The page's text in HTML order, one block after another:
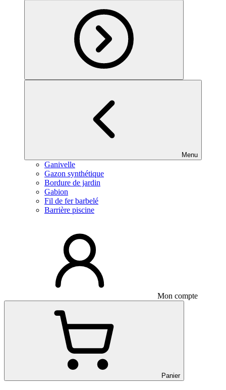
Menu
Ganivelle
Gazon synthétique
Bordure de jardin
Gabion
Fil de fer barbelé
Barrière piscine
Mon compte
Panier